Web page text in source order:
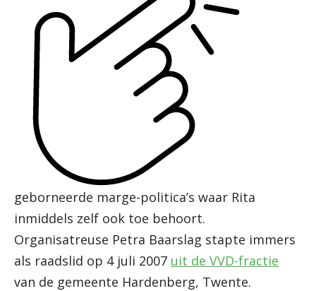
geborneerde marge-politica’s waar Rita
inmiddels zelf ook toe behoort.
Organisatreuse Petra Baarslag stapte immers
als raadslid op 4 juli 2007 uit de VVD-fractie
van de gemeente Hardenberg, Twente.